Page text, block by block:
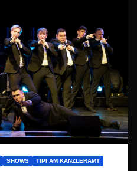
SHOWS TIPI AM KANZLERAMT